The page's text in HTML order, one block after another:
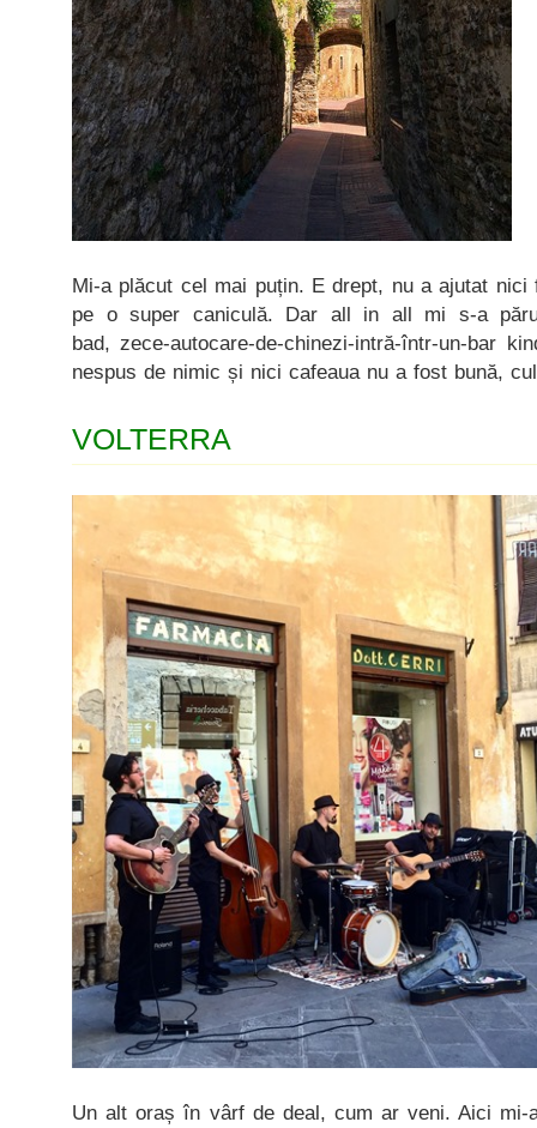
Mi-a plăcut cel mai puțin. E drept, nu a ajutat
pe o super caniculă. Dar all in all mi s-a
bad, zece-autocare-de-chinezi-intră-într-un-bar
nespus de nimic și nici cafeaua nu a fost bună,
VOLTERRA
Un alt oraș în vârf de deal, cum ar veni. Aici mi-